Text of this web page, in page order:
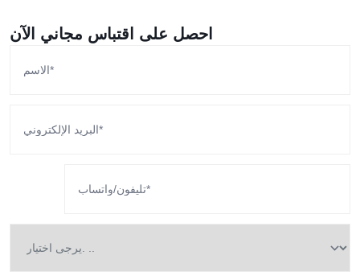
احصل على اقتباس مجاني الآن